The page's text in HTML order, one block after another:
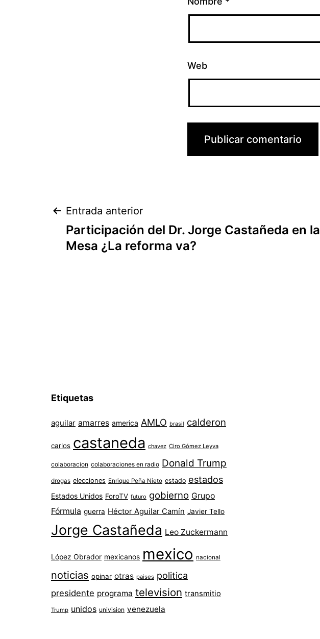
Web
Navegación
de
Entrada anterior
Participación del Dr. Jorge Castañeda en la
Mesa ¿La reforma va?
Etiquetas
aguilar amarres america AMLO brasil calderon
carlos castaneda chavez Ciro Gómez Leyva
colaboracion colaboraciones en radio Donald Trump
drogas elecciones Enrique Peña Nieto estado estados
Estados Unidos ForoTV futuro gobierno Grupo
Fórmula guerra Héctor Aguilar Camín Javier Tello
Jorge Castañeda Leo Zuckermann
López Obrador mexicanos mexico nacional
noticias opinar otras paises politica
presidente programa television transmitio
Trump unidos univision venezuela